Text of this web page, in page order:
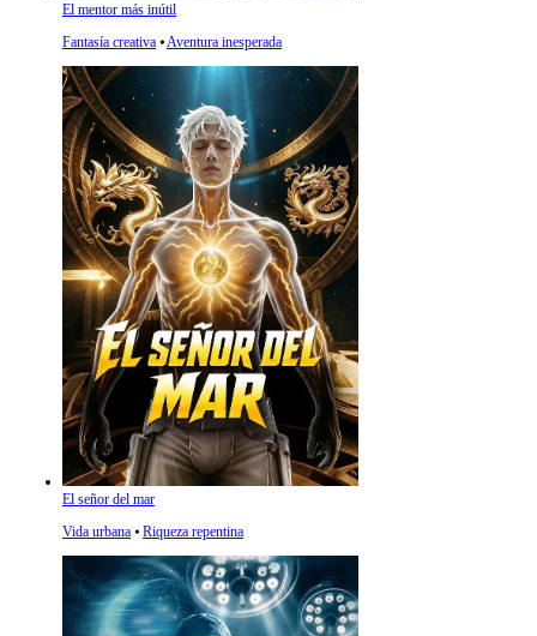
El mentor más inútil
Fantasía creativa ⦁Aventura inesperada
El señor del mar
Vida urbana ⦁ Riqueza repentina